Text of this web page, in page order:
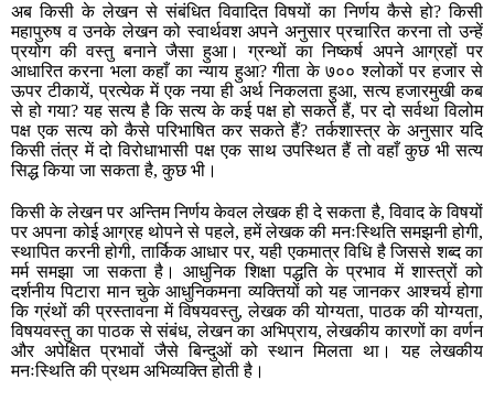
अब किसी के लेखन से संबंधित विवादित विषयों का निर्णय कैसे हो? किसी
महापुरुष व उनके लेखन को स्वार्थवश अपने अनुसार प्रचारित करना तो उन्हें
प्रयोग की वस्तु बनाने जैसा हुआ। ग्रन्थों का निष्कर्ष अपने आग्रहों पर
आधारित करना भला कहाँ का न्याय हुआ? गीता के ७०० श्लोकों पर हजार से
ऊपर टीकायें, प्रत्येक में एक नया ही अर्थ निकलता हुआ, सत्य हजारमुखी कब
से हो गया? यह सत्य है कि सत्य के कई पक्ष हो सकते हैं, पर दो सर्वथा विलोम
पक्ष एक सत्य को कैसे परिभाषित कर सकते हैं? तर्कशास्त्र के अनुसार यदि
किसी तंत्र में दो विरोधाभासी पक्ष एक साथ उपस्थित हैं तो वहाँ कुछ भी सत्य
सिद्ध किया जा सकता है, कुछ भी।
किसी के लेखन पर अन्तिम निर्णय केवल लेखक ही दे सकता है, विवाद के विषयों
पर अपना कोई आग्रह थोपने से पहले, हमें लेखक की मनःस्थिति समझनी होगी,
स्थापित करनी होगी, तार्किक आधार पर, यही एकमात्र विधि है जिससे शब्द का
मर्म समझा जा सकता है। आधुनिक शिक्षा पद्धति के प्रभाव में शास्त्रों को
दर्शनीय पिटारा मान चुके आधुनिकमना व्यक्तियों को यह जानकर आश्चर्य होगा
कि ग्रंथों की प्रस्तावना में विषयवस्तु, लेखक की योग्यता, पाठक की योग्यता,
विषयवस्तु का पाठक से संबंध, लेखन का अभिप्राय, लेखकीय कारणों का वर्णन
और अपेक्षित प्रभावों जैसे बिन्दुओं को स्थान मिलता था। यह लेखकीय
मनःस्थिति की प्रथम अभिव्यक्ति होती है।